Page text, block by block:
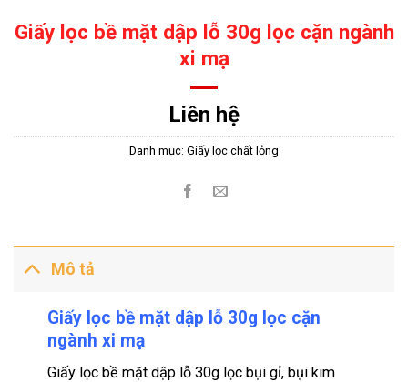
Giấy lọc bề mặt dập lỗ 30g lọc cặn ngành
xi mạ
Liên hệ
Danh mục: Giấy lọc chất lỏng
Mô tả
Giấy lọc bề mặt dập lỗ 30g lọc cặn
ngành xi mạ
Giấy lọc bề mặt dập lỗ 30g lọc bụi gỉ, bụi kim